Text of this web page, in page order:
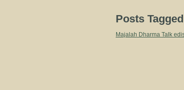
Posts Tagged
Majalah Dharma Talk